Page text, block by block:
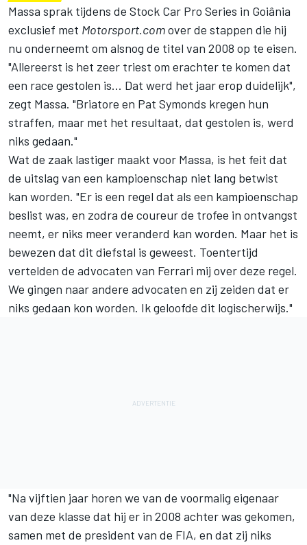
Massa sprak tijdens de Stock Car Pro Series in Goiânia
exclusief met Motorsport.comover de stappen die hij
nu onderneemt om alsnog de titel van 2008 op te eisen.
"Allereerst is het zeer triest om erachter te komen dat
een race gestolen is... Dat werd het jaar erop duidelijk",
zegt Massa. "Briatore en Pat Symonds kregen hun
straffen, maar met het resultaat, dat gestolen is, werd
niks gedaan."
Wat de zaak lastiger maakt voor Massa, is het feit dat
de uitslag van een kampioenschap niet lang betwist
kan worden. "Er is een regel dat als een kampioenschap
beslist was, en zodra de coureur de trofee in ontvangst
neemt, er niks meer veranderd kan worden. Maar het is
bewezen dat dit diefstal is geweest. Toentertijd
vertelden de advocaten van Ferrari mij over deze regel.
We gingen naar andere advocaten en zij zeiden dat er
niks gedaan kon worden. Ik geloofde dit logischerwijs."
"Na vijftien jaar horen we van de voormalig eigenaar
van deze klasse dat hij er in 2008 achter was gekomen,
samen met de president van de FIA, en dat zij niks